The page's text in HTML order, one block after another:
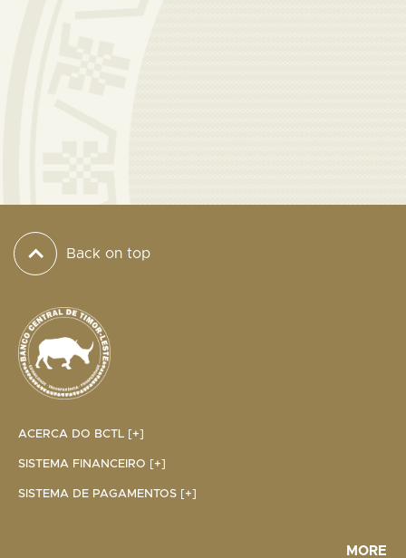
Back on top
ACERCA DO BCTL [+]
SISTEMA FINANCEIRO [+]
SISTEMA DE PAGAMENTOS [+]
MORE